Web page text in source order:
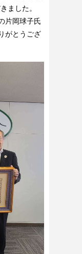
ました。
片岡球子氏
がとうござ